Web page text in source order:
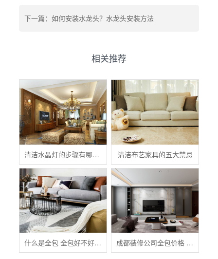
下一篇：如何安装水龙头？水龙头安装方法
相关推荐
清洁水晶灯的步骤有哪些？ 清洁布艺家具的五大禁忌
什么是全包 全包好不好 全包装修注意事项有哪些 成都装修公司全包价格 成都全包装修多少钱一平